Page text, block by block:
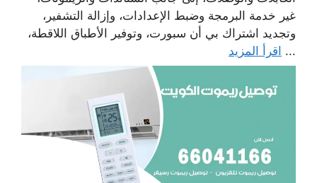
غير خدمة البرمجة وضبط الإعدادات، وإزالة التشفير،
وتجديد اشتراك بي أن سبورت، وتوفير الأطباق اللاقطة،
... اقرأ المزيد